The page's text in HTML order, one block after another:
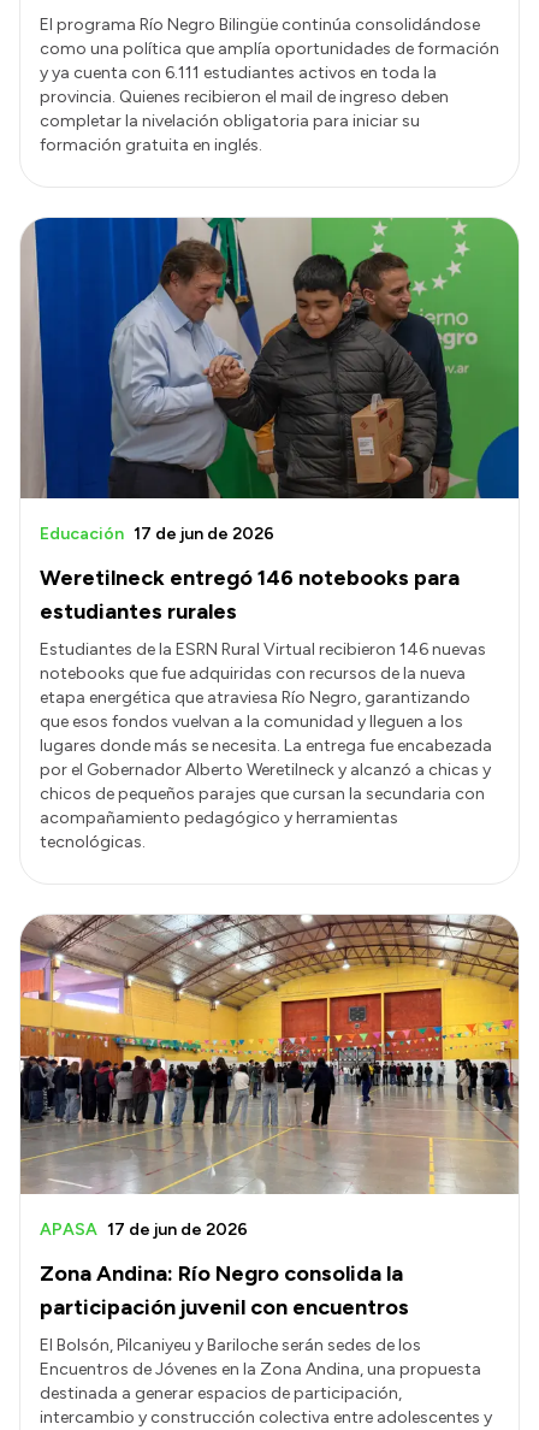
El programa Río Negro Bilingüe continúa consolidándose
como una política que amplía oportunidades de formación
y ya cuenta con 6.111 estudiantes activos en toda la
provincia. Quienes recibieron el mail de ingreso deben
completar la nivelación obligatoria para iniciar su
formación gratuita en inglés.
Weretilneck entregó 146 notebooks para
estudiantes rurales
Educación 17 de jun de 2026
Estudiantes de la ESRN Rural Virtual recibieron 146 nuevas
notebooks que fue adquiridas con recursos de la nueva
etapa energética que atraviesa Río Negro, garantizando
que esos fondos vuelvan a la comunidad y lleguen a los
lugares donde más se necesita. La entrega fue encabezada
por el Gobernador Alberto Weretilneck y alcanzó a chicas y
chicos de pequeños parajes que cursan la secundaria con
acompañamiento pedagógico y herramientas
tecnológicas.
Zona Andina: Río Negro consolida la
participación juvenil con encuentros
APASA 17 de jun de 2026
El Bolsón, Pilcaniyeu y Bariloche serán sedes de los
Encuentros de Jóvenes en la Zona Andina, una propuesta
destinada a generar espacios de participación,
intercambio y construcción colectiva entre adolescentes y